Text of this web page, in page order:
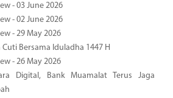
- 03 June 2026
- 02 June 2026
- 29 May 2026
Bersama Iduladha 1447 H
- 26 May 2026
Digital, Bank Muamalat Terus Jaga